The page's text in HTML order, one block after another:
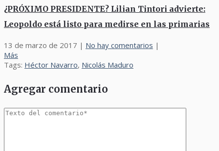
¿PRÓXIMO PRESIDENTE? Lilian Tintori advierte:
Leopoldo está listo para medirse en las primarias
13 de marzo de 2017 | No hay comentarios |
Más
Tags: Héctor Navarro, Nicolás Maduro
Agregar comentario